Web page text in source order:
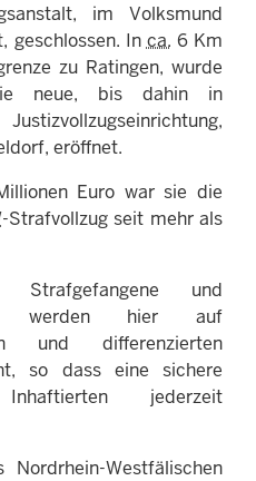
im Volksmund
geschlossen. In ca. 6 Km
zu Ratingen, wurde
neue, bis dahin in
eröffnet.
Euro war sie die
-Strafvollzug seit mehr als
Strafgefangene und
werden hier auf
und differenzierten
so dass eine sichere
jederzeit
Westfälischen